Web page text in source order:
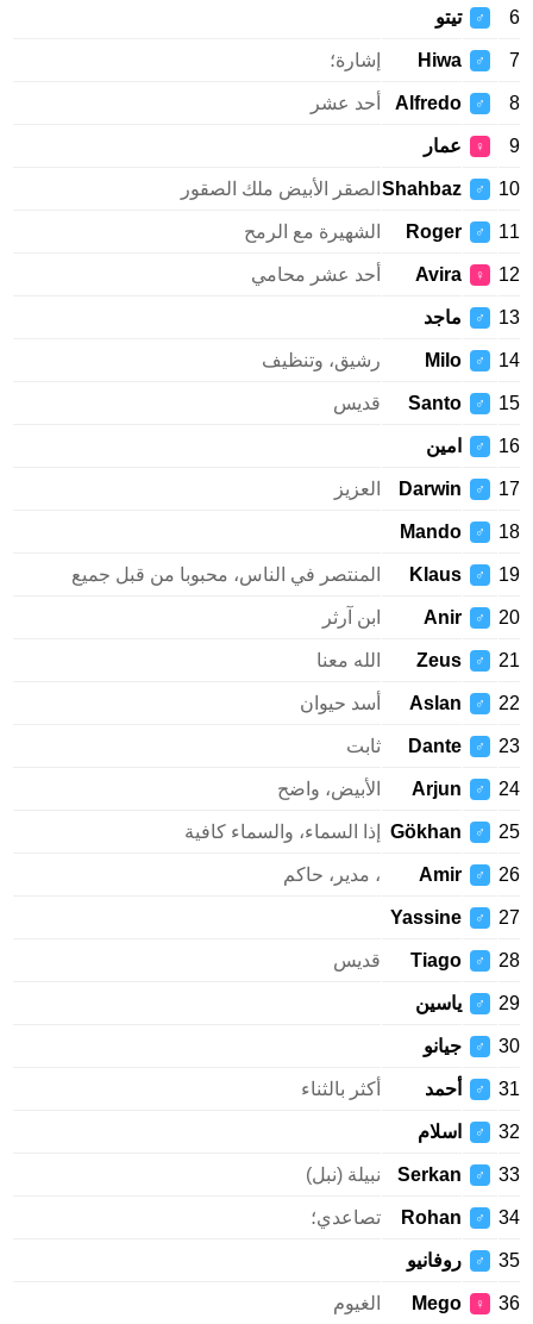
6
♂ تيتو
7
♂
Hiwa إشارة؛
8
♂
Alfredo أحد عشر
9
♀ عمار
10
♂
Shahbaz الصقر الأبيض ملك الصقور
11
♂
Roger الشهيرة مع الرمح
12
♀
Avira أحد عشر محامي
13
♂ ماجد
14
♂
Milo رشيق، وتنظيف
15
♂
Santo قديس
16
♂ امين
17
♂
Darwin العزيز
18
♂
Mando
19
♂
Klaus المنتصر في الناس، محبوبا من قبل جميع
20
♂
Anir ابن آرثر
21
♂
Zeus الله معنا
22
♂
Aslan أسد حيوان
23
♂
Dante ثابت
24
♂
Arjun الأبيض، واضح
25
♂
Gökhan إذا السماء، والسماء كافية
26
♂
Amir ، مدير، حاكم
27
♂
Yassine
28
♂
Tiago قديس
29
♂ ياسين
30
♂ جيانو
31
♂ أحمد أكثر بالثناء
32
♂ اسلام
33
♂
Serkan نبيلة (نبل)
34
♂
Rohan تصاعدي؛
35
♂ روفانيو
36
♀
Mego الغيوم